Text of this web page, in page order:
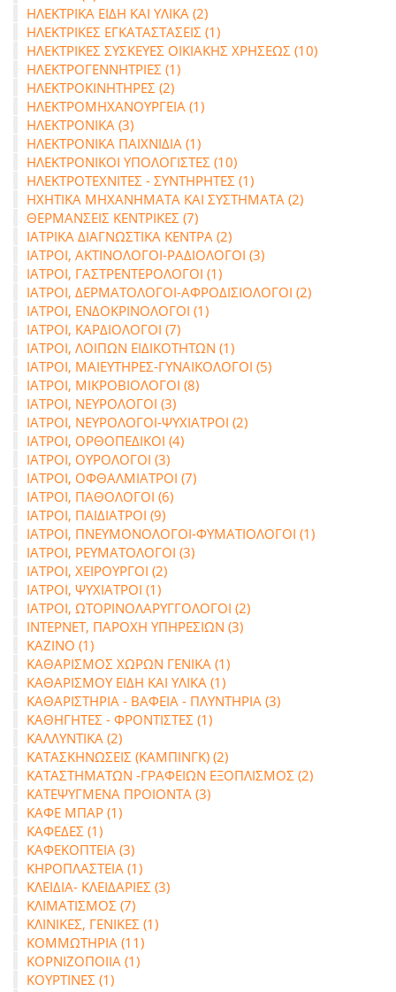
ΗΛΕΚΤΡΙΚΑ ΕΙΔΗ ΚΑΙ ΥΛΙΚΑ (2)
ΗΛΕΚΤΡΙΚΕΣ ΕΓΚΑΤΑΣΤΑΣΕΙΣ (1)
ΗΛΕΚΤΡΙΚΕΣ ΣΥΣΚΕΥΕΣ ΟΙΚΙΑΚΗΣ ΧΡΗΣΕΩΣ (10)
ΗΛΕΚΤΡΟΓΕΝΝΗΤΡΙΕΣ (1)
ΗΛΕΚΤΡΟΚΙΝΗΤΗΡΕΣ (2)
ΗΛΕΚΤΡΟΜΗΧΑΝΟΥΡΓΕΙΑ (1)
ΗΛΕΚΤΡΟΝΙΚΑ (3)
ΗΛΕΚΤΡΟΝΙΚΑ ΠΑΙΧΝΙΔΙΑ (1)
ΗΛΕΚΤΡΟΝΙΚΟΙ ΥΠΟΛΟΓΙΣΤΕΣ (10)
ΗΛΕΚΤΡΟΤΕΧΝΙΤΕΣ - ΣΥΝΤΗΡΗΤΕΣ (1)
ΗΧΗΤΙΚΑ ΜΗΧΑΝΗΜΑΤΑ ΚΑΙ ΣΥΣΤΗΜΑΤΑ (2)
ΘΕΡΜΑΝΣΕΙΣ ΚΕΝΤΡΙΚΕΣ (7)
ΙΑΤΡΙΚΑ ΔΙΑΓΝΩΣΤΙΚΑ ΚΕΝΤΡΑ (2)
ΙΑΤΡΟΙ, ΑΚΤΙΝΟΛΟΓΟΙ-ΡΑΔΙΟΛΟΓΟΙ (3)
ΙΑΤΡΟΙ, ΓΑΣΤΡΕΝΤΕΡΟΛΟΓΟΙ (1)
ΙΑΤΡΟΙ, ΔΕΡΜΑΤΟΛΟΓΟΙ-ΑΦΡΟΔΙΣΙΟΛΟΓΟΙ (2)
ΙΑΤΡΟΙ, ΕΝΔΟΚΡΙΝΟΛΟΓΟΙ (1)
ΙΑΤΡΟΙ, ΚΑΡΔΙΟΛΟΓΟΙ (7)
ΙΑΤΡΟΙ, ΛΟΙΠΩΝ ΕΙΔΙΚΟΤΗΤΩΝ (1)
ΙΑΤΡΟΙ, ΜΑΙΕΥΤΗΡΕΣ-ΓΥΝΑΙΚΟΛΟΓΟΙ (5)
ΙΑΤΡΟΙ, ΜΙΚΡΟΒΙΟΛΟΓΟΙ (8)
ΙΑΤΡΟΙ, ΝΕΥΡΟΛΟΓΟΙ (3)
ΙΑΤΡΟΙ, ΝΕΥΡΟΛΟΓΟΙ-ΨΥΧΙΑΤΡΟΙ (2)
ΙΑΤΡΟΙ, ΟΡΘΟΠΕΔΙΚΟΙ (4)
ΙΑΤΡΟΙ, ΟΥΡΟΛΟΓΟΙ (3)
ΙΑΤΡΟΙ, ΟΦΘΑΛΜΙΑΤΡΟΙ (7)
ΙΑΤΡΟΙ, ΠΑΘΟΛΟΓΟΙ (6)
ΙΑΤΡΟΙ, ΠΑΙΔΙΑΤΡΟΙ (9)
ΙΑΤΡΟΙ, ΠΝΕΥΜΟΝΟΛΟΓΟΙ-ΦΥΜΑΤΙΟΛΟΓΟΙ (1)
ΙΑΤΡΟΙ, ΡΕΥΜΑΤΟΛΟΓΟΙ (3)
ΙΑΤΡΟΙ, ΧΕΙΡΟΥΡΓΟΙ (2)
ΙΑΤΡΟΙ, ΨΥΧΙΑΤΡΟΙ (1)
ΙΑΤΡΟΙ, ΩΤΟΡΙΝΟΛΑΡΥΓΓΟΛΟΓΟΙ (2)
ΙΝΤΕΡΝΕΤ, ΠΑΡΟΧΗ ΥΠΗΡΕΣΙΩΝ (3)
ΚΑΖΙΝΟ (1)
ΚΑΘΑΡΙΣΜΟΣ ΧΩΡΩΝ ΓΕΝΙΚΑ (1)
ΚΑΘΑΡΙΣΜΟΥ ΕΙΔΗ ΚΑΙ ΥΛΙΚΑ (1)
ΚΑΘΑΡΙΣΤΗΡΙΑ - ΒΑΦΕΙΑ - ΠΛΥΝΤΗΡΙΑ (3)
ΚΑΘΗΓΗΤΕΣ - ΦΡΟΝΤΙΣΤΕΣ (1)
ΚΑΛΛΥΝΤΙΚΑ (2)
ΚΑΤΑΣΚΗΝΩΣΕΙΣ (ΚΑΜΠΙΝΓΚ) (2)
ΚΑΤΑΣΤΗΜΑΤΩΝ -ΓΡΑΦΕΙΩΝ ΕΞΟΠΛΙΣΜΟΣ (2)
ΚΑΤΕΨΥΓΜΕΝΑ ΠΡΟΙΟΝΤΑ (3)
ΚΑΦΕ ΜΠΑΡ (1)
ΚΑΦΕΔΕΣ (1)
ΚΑΦΕΚΟΠΤΕΙΑ (3)
ΚΗΡΟΠΛΑΣΤΕΙΑ (1)
ΚΛΕΙΔΙΑ- ΚΛΕΙΔΑΡΙΕΣ (3)
ΚΛΙΜΑΤΙΣΜΟΣ (7)
ΚΛΙΝΙΚΕΣ, ΓΕΝΙΚΕΣ (1)
ΚΟΜΜΩΤΗΡΙΑ (11)
ΚΟΡΝΙΖΟΠΟΙΙΑ (1)
ΚΟΥΡΤΙΝΕΣ (1)